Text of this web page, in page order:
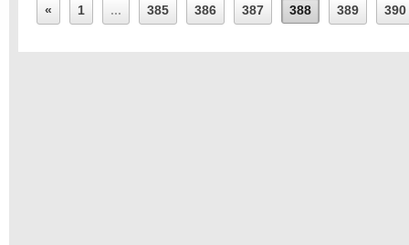
« 1 ... 385 386 387 388 389 390